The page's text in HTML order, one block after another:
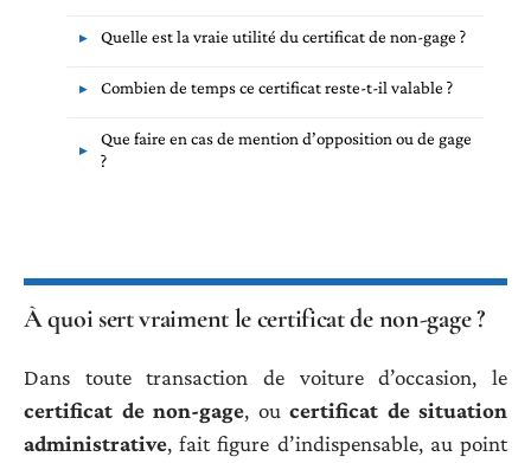
Quelle est la vraie utilité du certificat de non-gage ?
Combien de temps ce certificat reste-t-il valable ?
Que faire en cas de mention d’opposition ou de gage
?
À quoi sert vraiment le certificat de non-gage ?
Dans toute transaction de voiture d’occasion, le
certificat de non-gage, ou certificat de situation
administrative, fait figure d’indispensable, au point